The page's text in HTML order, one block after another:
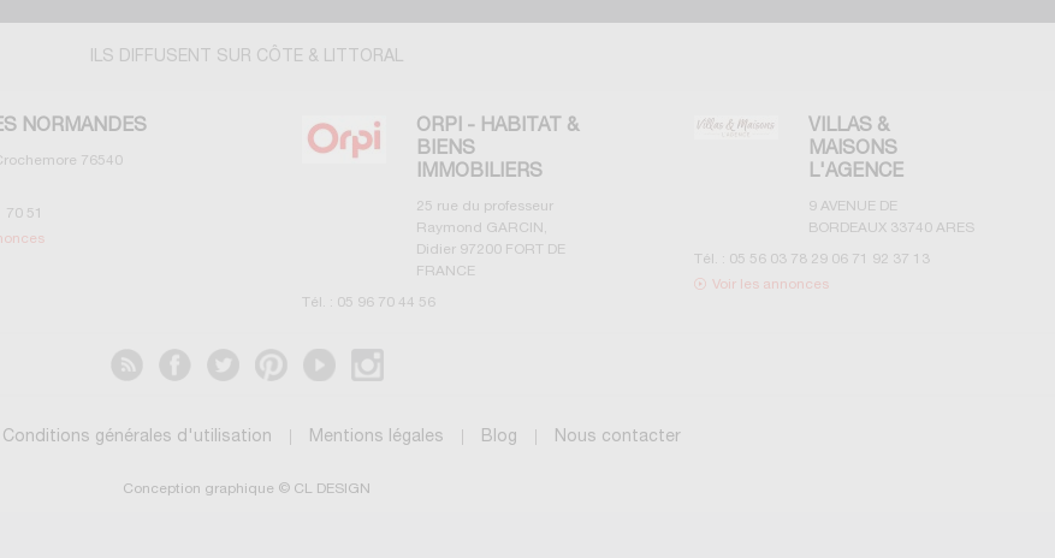
ILS DIFFUSENT SUR CÔTE & LITTORAL
NORMANDES
76540
70 51
ORPI - HABITAT &
BIENS
IMMOBILIERS
25 rue du professeur
Raymond GARCIN,
Didier 97200 FORT DE
FRANCE
Tél. : 05 96 70 44 56
VILLAS &
MAISONS
L'AGENCE
9 AVENUE DE
BORDEAUX 33740 ARES
Tél. : 05 56 03 78 29 06 71 92 37 13
Voir les annonces
Conditions générales d'utilisation Mentions légales Blog Nous contacter
Conception graphique © CL DESIGN